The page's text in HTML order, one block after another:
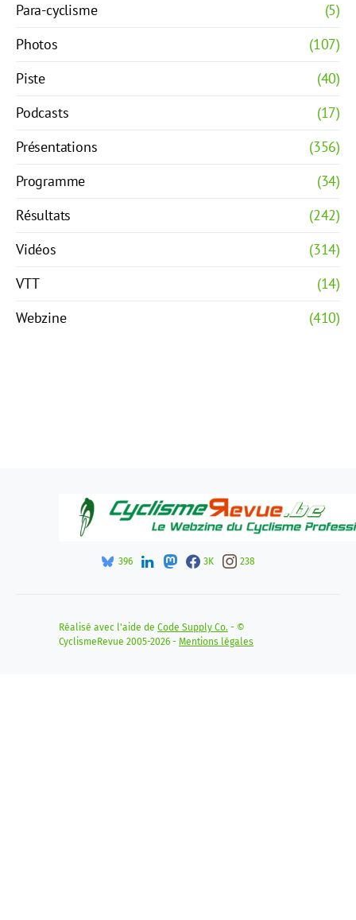
Para-cyclisme
(5)
Photos
(107)
Piste
(40)
Podcasts
(17)
Présentations
(356)
Programme
(34)
Résultats
(242)
Vidéos
(314)
VTT
(14)
Webzine
(410)
396 3K 238
Réalisé avec l'aide de Code Supply Co. - ©
CyclismeRevue 2005-2026 - Mentions légales